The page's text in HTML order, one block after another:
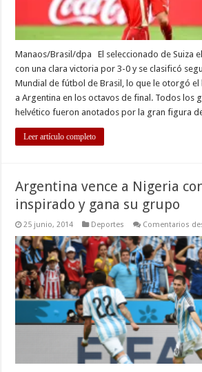
Manaos/Brasil/dpa El seleccionado de Suiza
con una clara victoria por 3-0 y se clasificó
Mundial de fútbol de Brasil, lo que le otorgó
a Argentina en los octavos de final. Todos los
helvético fueron anotados por la gran figura
Leer artículo completo
Argentina vence a Nigeria
inspirado y gana su grupo
25 junio, 2014 Deportes Comentarios